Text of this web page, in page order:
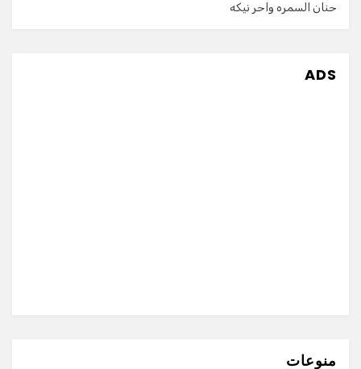
حنان السمره واحر نيكه
ADS
منوعات